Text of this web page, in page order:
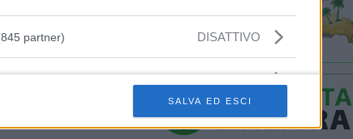
partner) DISATTIVO
SALVA ED ESCI